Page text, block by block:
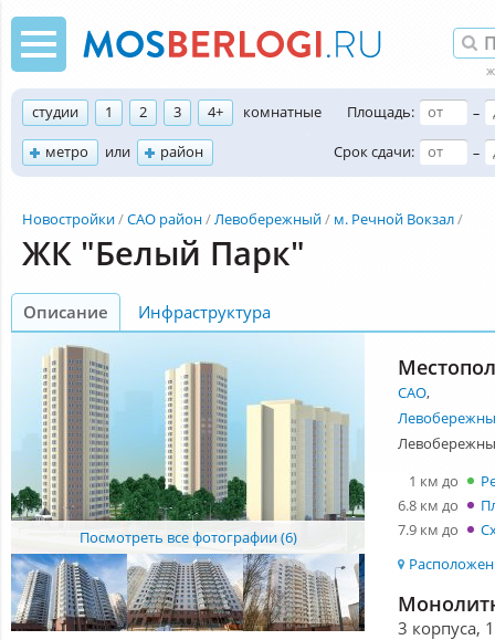
студии 1 2 3 4+
комнатные
метро
или район
Площадь:
–
Срок сдачи:
–
Новостройки САО район Левобережный м. Речной Вокзал
ЖК "Белый Парк"
Описание Инфраструктура
Посмотреть все фотографии (6)
САО,
1 км до
6.8 км до
7.9 км до
3 корпуса,